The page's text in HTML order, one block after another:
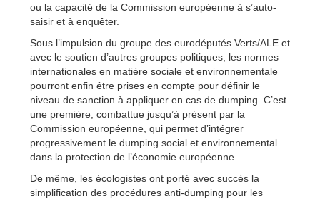
ou la capacité de la Commission européenne à s’auto-
saisir et à enquêter.
Sous l’impulsion du groupe des eurodéputés Verts/ALE et
avec le soutien d’autres groupes politiques, les normes
internationales en matière sociale et environnementale
pourront enfin être prises en compte pour définir le
niveau de sanction à appliquer en cas de dumping. C’est
une première, combattue jusqu’à présent par la
Commission européenne, qui permet d’intégrer
progressivement le dumping social et environnemental
dans la protection de l’économie européenne.
De même, les écologistes ont porté avec succès la
simplification des procédures anti-dumping pour les